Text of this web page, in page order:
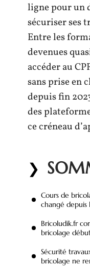
ligne pour un
sécuriser ses
Entre les
devenues
accéder au
sans prise en
depuis fin
des
ce créneau
Cours de
changé
Bricoludik.fr
bricolage
Sécurité
bricolage ne